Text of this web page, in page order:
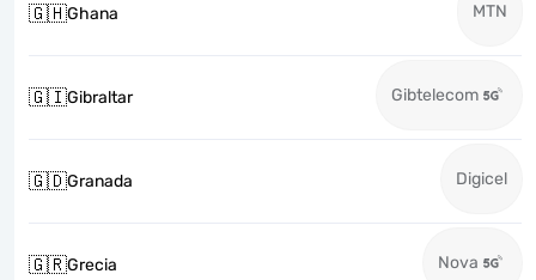
🇬🇭Ghana MTN
🇬🇮Gibraltar Gibtelecom
🇬🇩Granada Digicel
🇬🇷Grecia Nova